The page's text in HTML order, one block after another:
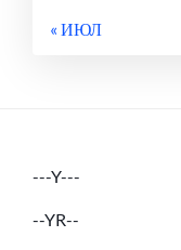
« ИЮЛ
---Y---
--YR--